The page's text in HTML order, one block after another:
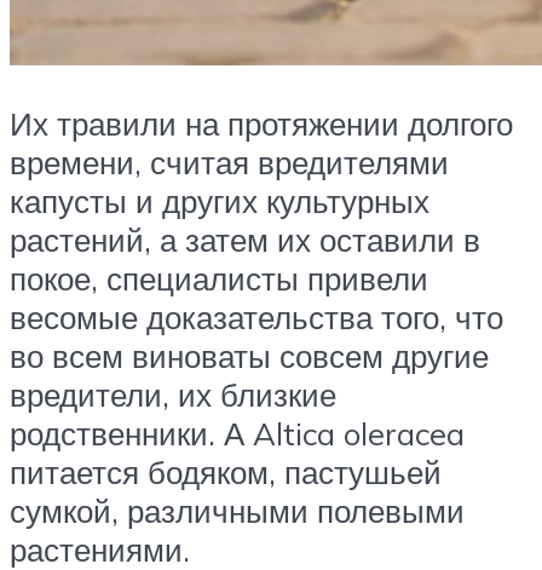
Их травили на протяжении долгого
времени, считая вредителями
капусты и других культурных
растений, а затем их оставили в
покое, специалисты привели
весомые доказательства того, что
во всем виноваты совсем другие
вредители, их близкие
родственники. А Altica oleracea
питается бодяком, пастушьей
сумкой, различными полевыми
растениями.